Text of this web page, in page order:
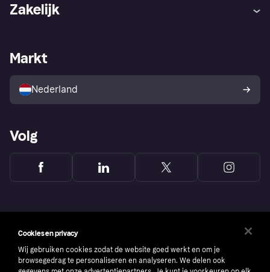
Winkeloverzicht
Kopersbescherming voor
consumenten
Zakelijk
Zakelijke login
Markt
Nederland
Volg
Cookies en privacy
Wij gebruiken cookies zodat de website goed werkt en om je
browsegedrag te personaliseren en analyseren. We delen ook